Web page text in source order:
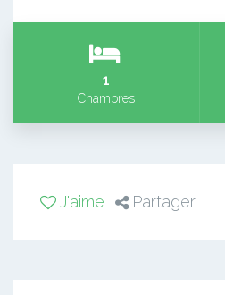
1
Chambres
J'aime Partager